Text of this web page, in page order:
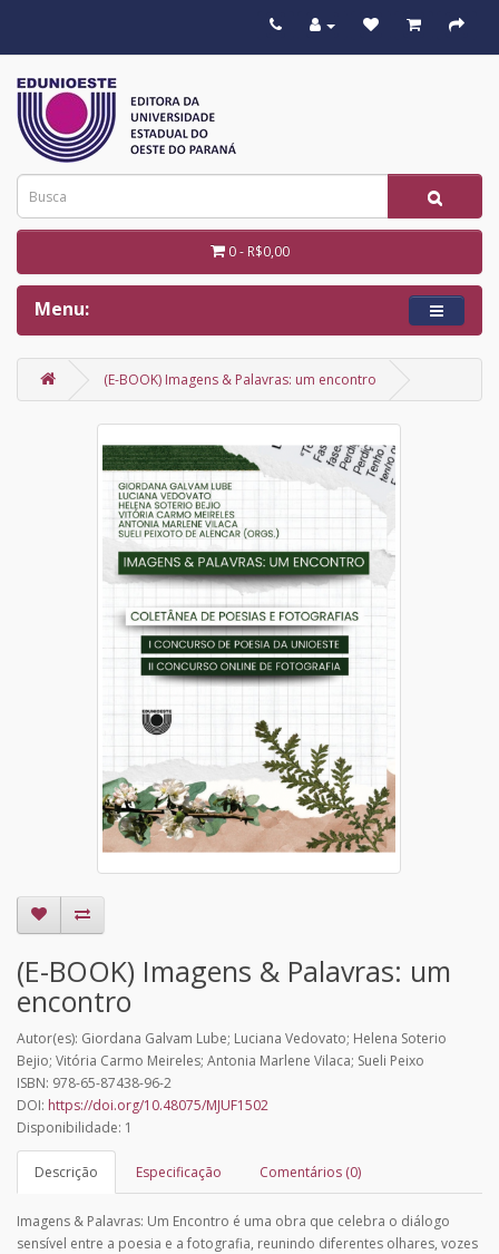
0 - R$0,00
Menu:
(E-BOOK) Imagens & Palavras: um encontro
(E-BOOK) Imagens & Palavras: um
encontro
Autor(es): Giordana Galvam Lube; Luciana Vedovato; Helena Soterio
Bejio; Vitória Carmo Meireles; Antonia Marlene Vilaca; Sueli Peixo
ISBN: 978-65-87438-96-2
DOI: https://doi.org/10.48075/MJUF1502
Disponibilidade: 1
Descrição Especificação Comentários (0)
Imagens & Palavras: Um Encontro é uma obra que celebra o diálogo
sensível entre a poesia e a fotografia, reunindo diferentes olhares, vozes